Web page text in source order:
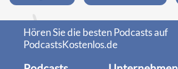
Hören Sie die besten Podcasts auf
PodcastsKostenlos.de